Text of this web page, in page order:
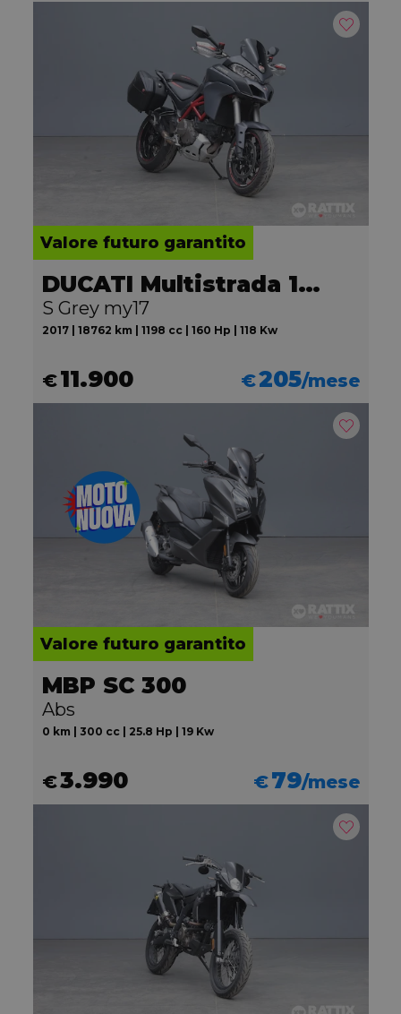
Valore futuro garantito
DUCATI Multistrada 1200
S Grey my17
2017 | 18762 km | 1198 cc | 160 Hp | 118 Kw
€11.900 €205/mese
Valore futuro garantito
MBP SC 300
Abs
0 km | 300 cc | 25.8 Hp | 19 Kw
€3.990 €79/mese